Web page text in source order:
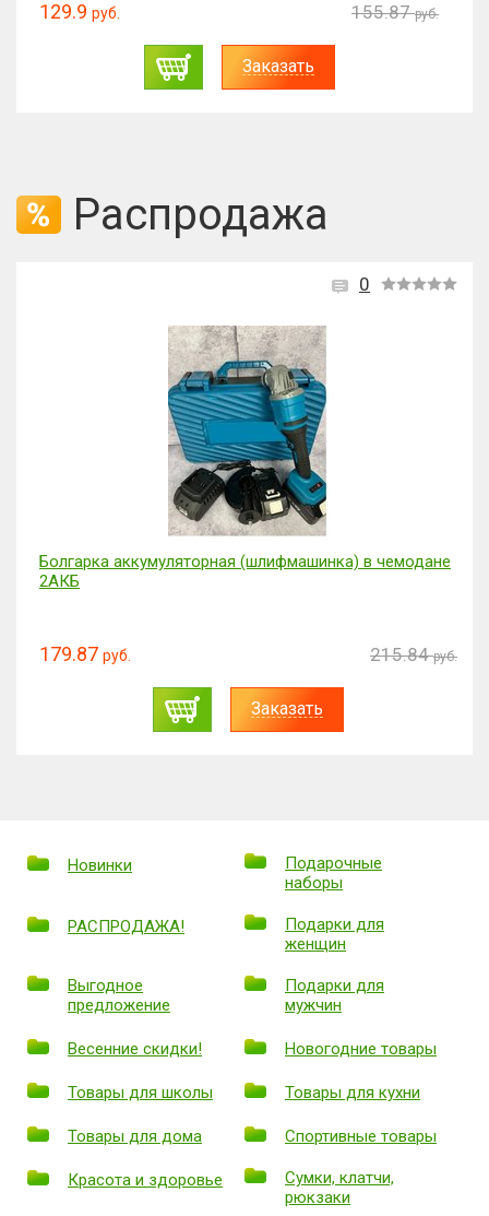
129.9 руб. 155.87 руб.
Заказать
Распродажа
0
Болгарка аккумуляторная (шлифмашинка) в чемодане
2АКБ
179.87 руб. 215.84 руб.
Заказать
Новинки
Подарочные
наборы
РАСПРОДАЖА!
Подарки для
женщин
Выгодное
предложение
Подарки для
мужчин
Весенние скидки! Новогодние товары
Товары для школы Товары для кухни
Товары для дома Спортивные товары
Красота и здоровье
Сумки, клатчи,
рюкзаки